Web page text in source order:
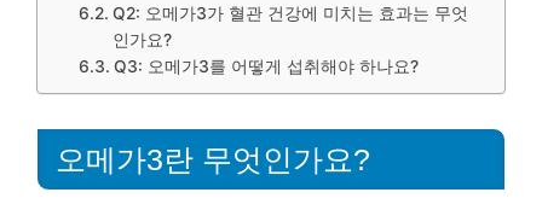
Q2: 오메가3가 혈관 건강에 미치는 효과는 무엇
인가요?
Q3: 오메가3를 어떻게 섭취해야 하나요?
오메가3란 무엇인가요?